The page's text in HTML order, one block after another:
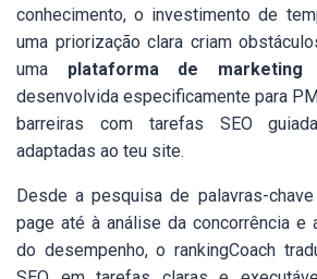
conhecimento, o investimento de
uma priorização clara criam
uma plataforma de
desenvolvida especificamente para
barreiras com tarefas SEO
adaptadas ao teu site.
Desde a pesquisa de palavras-
page até à análise da concorrência e
do desempenho, o rankingCoach